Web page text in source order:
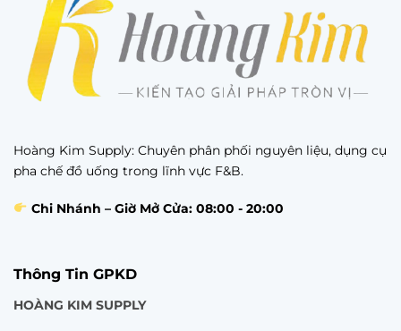
Hoàng Kim Supply: Chuyên phân phối nguyên liệu, dụng cụ
pha chế đồ uống trong lĩnh vực F&B.
Chi Nhánh – Giờ Mở Cửa: 08:00 - 20:00
Thông Tin GPKD
HOÀNG KIM SUPPLY